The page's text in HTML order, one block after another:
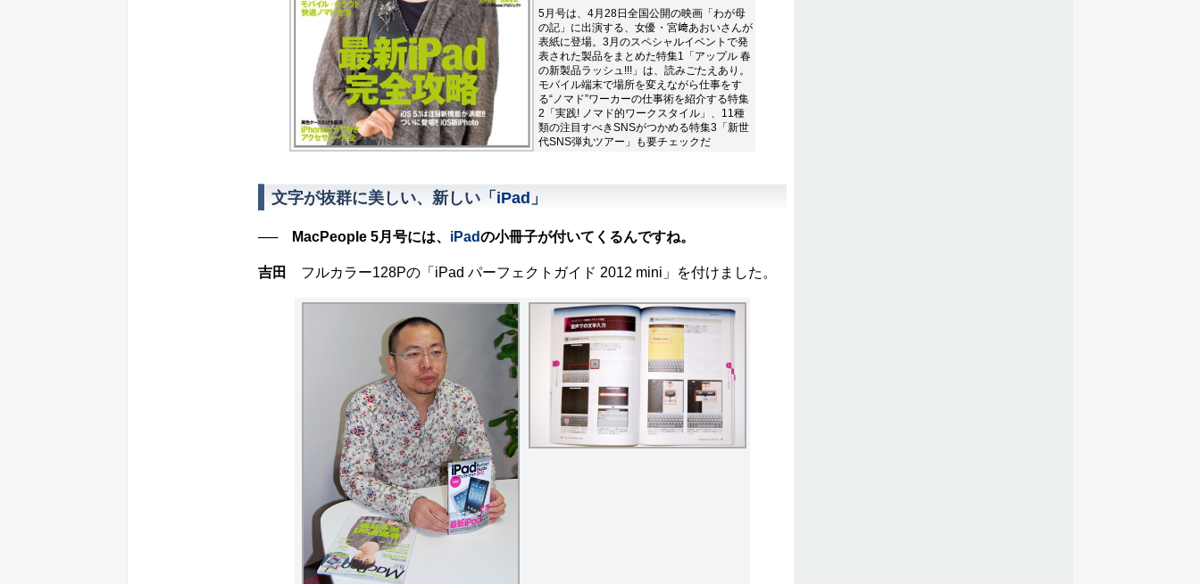
5月号は、4月28日全国公開の映画「わが母
の記」に出演する、女優・宮﨑あおいさんが
表紙に登場。3月のスペシャルイベントで発
表された製品をまとめた特集1「アップル 春
の新製品ラッシュ!!!」は、読みごたえあり。
モバイル端末で場所を変えながら仕事をす
る“ノマド”ワーカーの仕事術を紹介する特集
2「実践! ノマド的ワークスタイル」、11種
類の注目すべきSNSがつかめる特集3「新世
代SNS弾丸ツアー」も要チェックだ
文字が抜群に美しい、新しい「 iPad 」
── MacPeople 5月号には、 iPadの小冊子が付いてくるんですね。
吉田 フルカラー128Pの「iPad パーフェクトガイド 2012 mini」を付けました。